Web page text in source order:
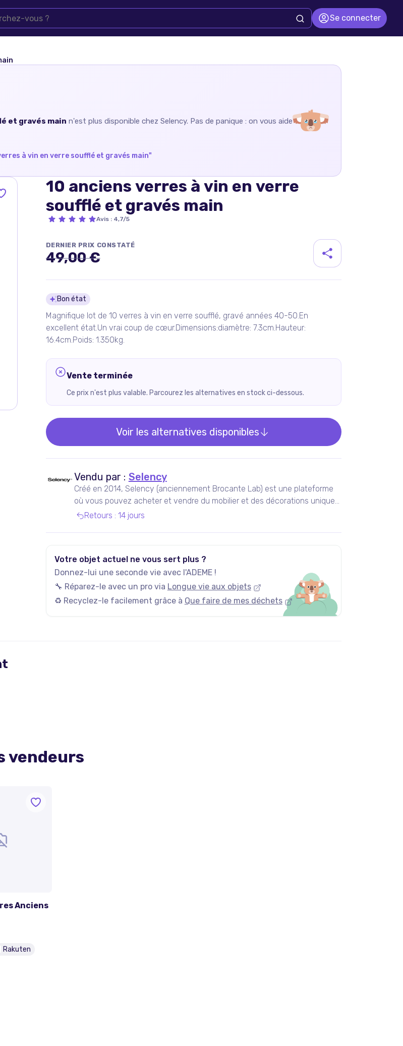
Se connecter
et gravés main n'est plus disponible chez Selency. Pas de panique : on vous aide
à vin en verre soufflé et gravés main"
10 anciens verres à vin en verre
soufflé et gravés main
Avis: 4,7/5
DERNIER PRIX CONSTATÉ
49,00 €
Détails du produit
Bon état
Magnifique lot de 10 verres à vin en verre soufflé, gravé années 40-50.En
excellent état.Un vrai coup de cœur.Dimensions:diamètre: 7.3cm.Hauteur:
16.4cm.Poids: 1.350kg.
Vente terminée
Ce prix n'est plus valable. Parcourez les alternatives en stock ci-dessous.
Voir les alternatives disponibles
Vendu par : Selency
Créé en 2014, Selency (anciennement Brocante Lab) est une plateforme
où vous pouvez acheter et vendre du mobilier et des décorations uniques
de seconde main, notamment vintage et design.
Retours : 14 jours
Votre objet actuel ne vous sert plus ?
Donnez-lui une seconde vie avec l'ADEME !
🔧 Réparez-le avec un pro via Longue vie aux objets
♻️ Recyclez-le facilement grâce à Que faire de mes déchets
vendeurs
Anciens
Rakuten